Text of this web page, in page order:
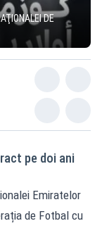
DE
pe doi ani
Emiratelor
de Fotbal cu